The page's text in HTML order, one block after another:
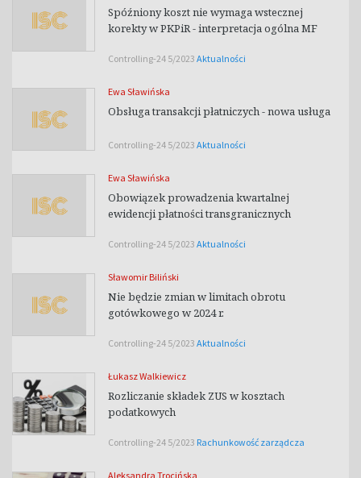
Spóźniony koszt nie wymaga wstecznej
korekty w PKPiR - interpretacja ogólna MF
Controlling-24 5/2023 Aktualności
Ewa Sławińska
Obsługa transakcji płatniczych - nowa usługa
Controlling-24 5/2023 Aktualności
Ewa Sławińska
Obowiązek prowadzenia kwartalnej
ewidencji płatności transgranicznych
Controlling-24 5/2023 Aktualności
Sławomir Biliński
Nie będzie zmian w limitach obrotu
gotówkowego w 2024 r.
Controlling-24 5/2023 Aktualności
Łukasz Walkiewicz
Rozliczanie składek ZUS w kosztach
podatkowych
Controlling-24 5/2023 Rachunkowość zarządcza
Aleksandra Trocińska